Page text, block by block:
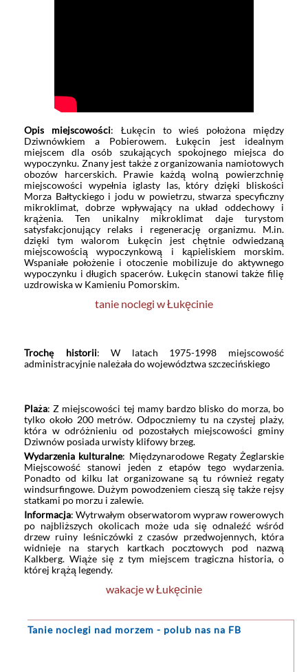
Opis miejscowości: Łukęcin to wieś położona między
Dziwnówkiem a Pobierowem. Łukęcin jest idealnym
miejscem dla osób szukających spokojnego miejsca do
wypoczynku. Znany jest także z organizowania namiotowych
obozów harcerskich. Prawie każdą wolną powierzchnię
miejscowości wypełnia iglasty las, który dzięki bliskości
Morza Bałtyckiego i jodu w powietrzu, stwarza specyficzny
mikroklimat, dobrze wpływający na układ oddechowy i
krążenia. Ten unikalny mikroklimat daje turystom
satysfakcjonujący relaks i regenerację organizmu. M.in.
dzięki tym walorom Łukęcin jest chętnie odwiedzaną
miejscowością wypoczynkową i kąpieliskiem morskim.
Wspaniałe położenie i otoczenie mobilizuje do aktywnego
wypoczynku i długich spacerów. Łukęcin stanowi także filię
uzdrowiska w Kamieniu Pomorskim.
tanie noclegi w Łukęcinie
Trochę historii: W latach 1975-1998 miejscowość
administracyjnie należała do województwa szczecińskiego
Plaża: Z miejscowości tej mamy bardzo blisko do morza, bo
tylko około 200 metrów. Odpoczniemy tu na czystej plaży,
która w odróżnieniu od pozostałych miejscowości gminy
Dziwnów posiada urwisty klifowy brzeg.
Wydarzenia kulturalne: Międzynarodowe Regaty Żeglarskie
Miejscowość stanowi jeden z etapów tego wydarzenia.
Ponadto od kilku lat organizowane są tu również regaty
windsurfingowe. Dużym powodzeniem cieszą się także rejsy
statkami po morzu i zalewie.
Informacja: Wytrwałym obserwatorom wypraw rowerowych
po najbliższych okolicach może uda się odnaleźć wśród
drzew ruiny leśniczówki z czasów przedwojennych, która
widnieje na starych kartkach pocztowych pod nazwą
Kalkberg. Wiąże się z tym miejscem tragiczna historia, o
której krążą legendy.
wakacje w Łukęcinie
Tanie noclegi nad morzem - polub nas na FB